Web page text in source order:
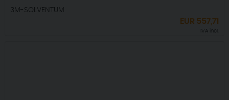
3M-SOLVENTUM
EUR 557,71
IVA incl.